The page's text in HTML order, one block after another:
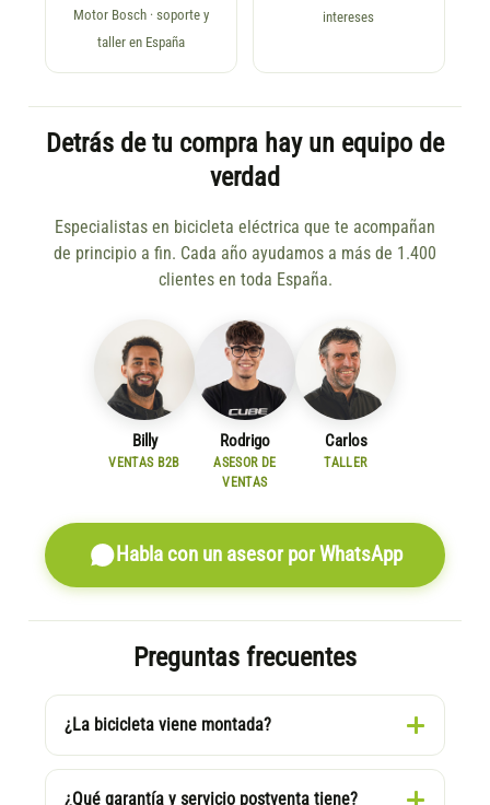
Motor Bosch · soporte y
taller en España
intereses
Detrás de tu compra hay un equipo de
verdad
Especialistas en bicicleta eléctrica que te acompañan
de principio a fin. Cada año ayudamos a más de 1.400
clientes en toda España.
Billy
VENTAS B2B
Rodrigo
ASESOR DE
VENTAS
Carlos
TALLER
Habla con un asesor por WhatsApp
Preguntas frecuentes
¿La bicicleta viene montada?
¿Qué garantía y servicio postventa tiene?